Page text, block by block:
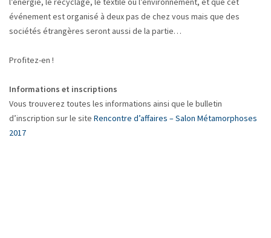
événement est organisé à deux pas de chez vous mais que des
sociétés étrangères seront aussi de la partie…
Profitez-en !
Informations et inscriptions
Vous trouverez toutes les informations ainsi que le bulletin
d’inscription sur le site Rencontre d’affaires – Salon Métamorphoses
2017